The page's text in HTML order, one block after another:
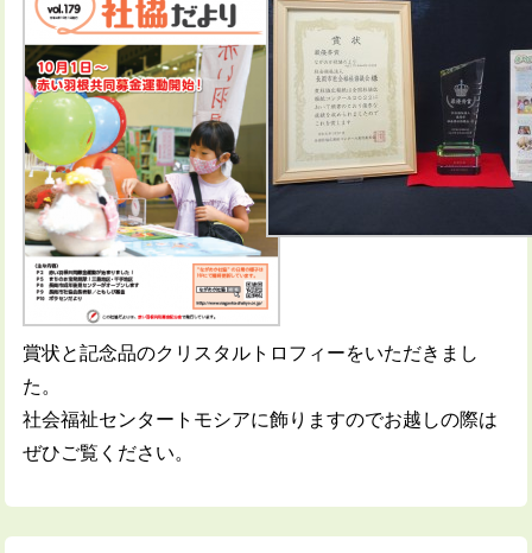
賞状と記念品のクリスタルトロフィーをいただきまし
た。
社会福祉センタートモシアに飾りますのでお越しの際は
ぜひご覧ください。